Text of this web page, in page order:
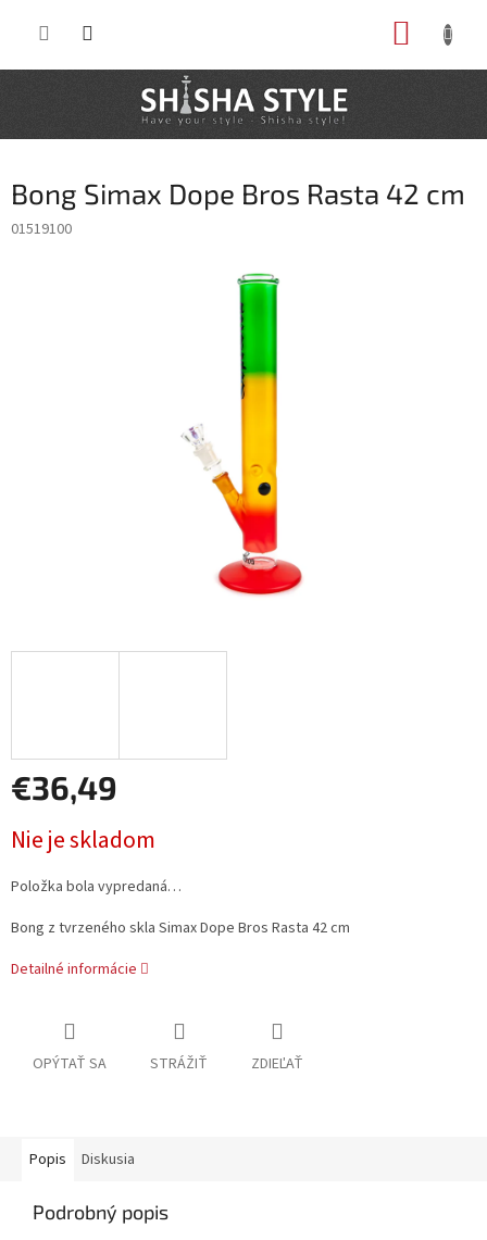
Bong Simax Dope Bros Rasta 42 cm
01519100
€36,49
cena:
Nie je skladom
Položka bola vypredaná…
Bong z tvrzeného skla Simax Dope Bros Rasta 42 cm
Detailné informácie
OPÝTAŤ SA STRÁŽIŤ ZDIEĽAŤ
Popis Diskusia
Podrobný popis